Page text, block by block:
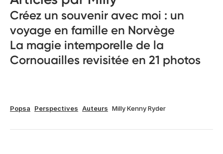
Créez un souvenir avec moi : un
voyage en famille en Norvège
La magie intemporelle de la
Cornouailles revisitée en 21 photos
Popsa Perspectives Auteurs Milly Kenny Ryder